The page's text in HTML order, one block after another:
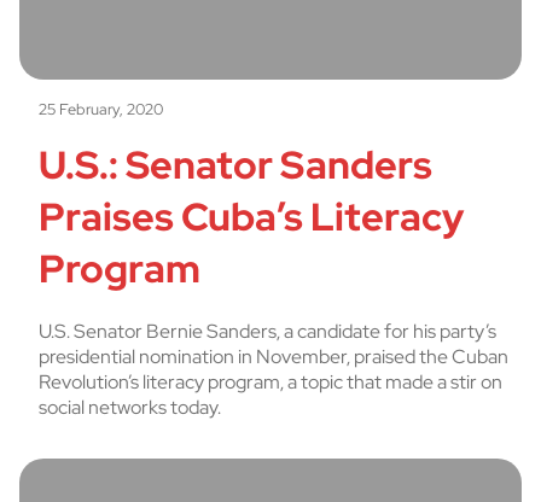
25 February, 2020
U.S.: Senator Sanders
Praises Cuba’s Literacy
Program
U.S. Senator Bernie Sanders, a candidate for his party’s
presidential nomination in November, praised the Cuban
Revolution’s literacy program, a topic that made a stir on
social networks today.